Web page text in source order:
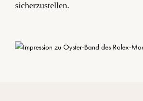
sicherzustellen.